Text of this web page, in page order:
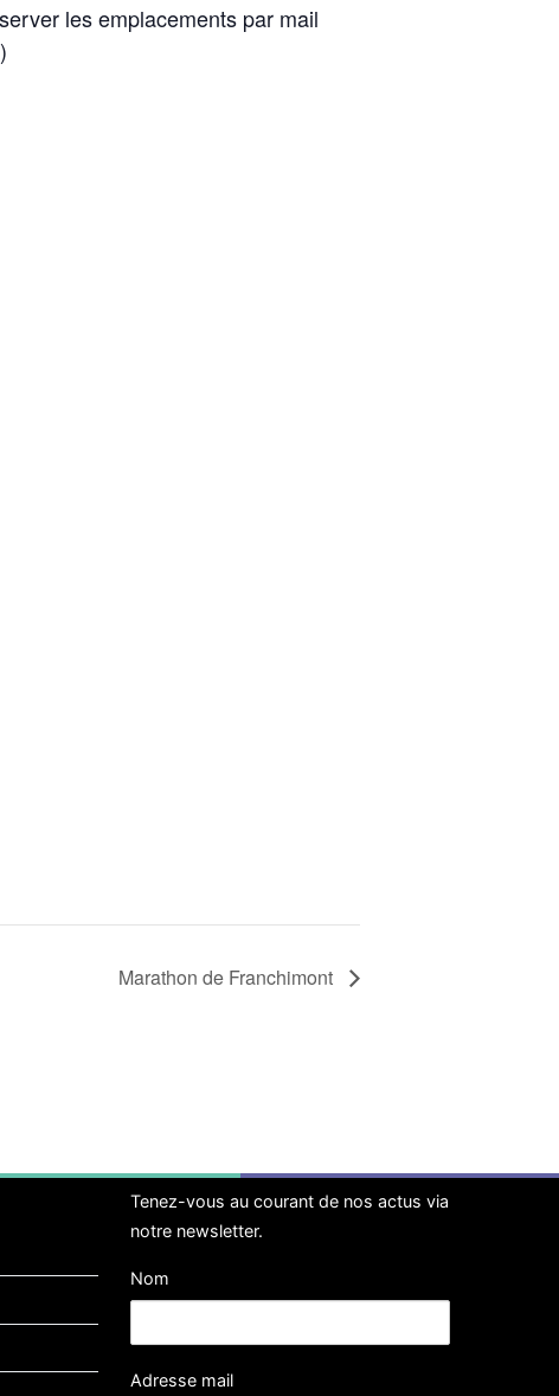
les emplacements par mail
Marathon de Franchimont
Tenez-vous au courant de nos actus via
notre newsletter.
Nom
Adresse mail